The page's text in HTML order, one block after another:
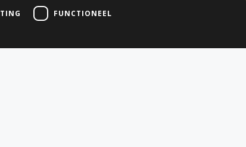
nu je offerte
FUNCTIONEEL